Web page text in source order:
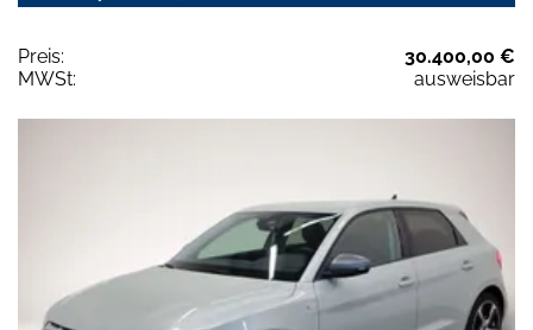
Preis:
30.400,00 €
MWSt:
ausweisbar